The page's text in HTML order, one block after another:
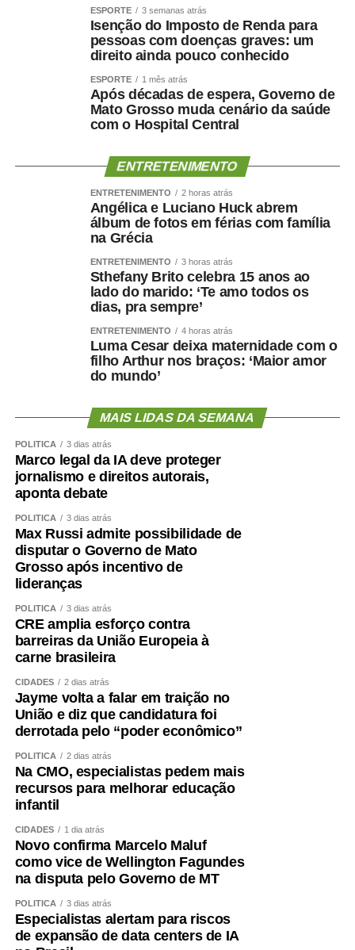
Referência estadual em urgência, emergência,
politrauma, traumato-ortopedia e tratamento de
queimados, por meio do Centro de Tratamento de
Queimados (CTQ), o HMC funciona em regime de portas
abertas para atendimentos de urgência e emergência.
A unidade dispõe de enfermarias adulta e infantil,
Hospital Dia, centros cirúrgicos, salas de medicação e
estrutura completa para assistência ambulatorial e
Nos últimos meses, o hospital também ampliou a oferta
de procedimentos especializados. Entre junho e julho,
videolaparoscopia, com previsão de 30 procedimentos
para reduzir a fila de espera do Sistema Único de Saúde
Outra ação inédita colocou Cuiabá em destaque no
cenário nacional. O HMC promoveu um mutirão exclusivo
de cirurgias reparadoras para vítimas de queimaduras
elétricas decorrentes de acidentes de trabalho, tornando-
voltada exclusivamente para esse público.
Aproximadamente 20 pacientes foram atendidos durante
a ação.
Para o diretor técnico do HMC, Dr. Eduardo Andraus, os
indicadores confirmam a capacidade da unidade em
atender pacientes de média e alta complexidade.
“O HMC foi concebido para ser um hospital de alta
resolutividade. Nossa capacidade de receber pacientes
regulados das UPAs permite que essas unidades
continuem atendendo novos casos de urgência e
emergência. Contamos com equipes preparadas,
protocolos bem estabelecidos e uma estrutura capaz de
atender desde casos clínicos até situações de alta
complexidade, como politrauma, queimados e cirurgias
especializadas. Os resultados de maio e junho
demonstram que estamos cumprindo essa missão com
eficiência”, concluiu.
COMENTE ABAIXO:
WhatsApp
ESPORTE 3 semanas atrás
Isenção do Imposto de Renda para
pessoas com doenças graves: um
direito ainda pouco conhecido
ESPORTE 1 mês atrás
Após décadas de espera, Governo de
Mato Grosso muda cenário da saúde
com o Hospital Central
ENTRETENIMENTO
ENTRETENIMENTO 2 horas atrás
Angélica e Luciano Huck abrem
álbum de fotos em férias com família
na Grécia
ENTRETENIMENTO 3 horas atrás
Sthefany Brito celebra 15 anos ao
lado do marido: ‘Te amo todos os
dias, pra sempre’
ENTRETENIMENTO 4 horas atrás
Luma Cesar deixa maternidade com o
filho Arthur nos braços: ‘Maior amor
do mundo’
MAIS LIDAS DA SEMANA
POLÍTICA 3 dias atrás
Marco legal da IA deve proteger
jornalismo e direitos autorais,
aponta debate
POLÍTICA 3 dias atrás
Max Russi admite possibilidade de
disputar o Governo de Mato
Grosso após incentivo de
lideranças
POLÍTICA 3 dias atrás
CRE amplia esforço contra
barreiras da União Europeia à
carne brasileira
CIDADES 2 dias atrás
Jayme volta a falar em traição no
União e diz que candidatura foi
derrotada pelo “poder econômico”
POLÍTICA 2 dias atrás
Na CMO, especialistas pedem mais
recursos para melhorar educação
infantil
CIDADES 1 dia atrás
Novo confirma Marcelo Maluf
como vice de Wellington Fagundes
na disputa pelo Governo de MT
POLÍTICA 3 dias atrás
Especialistas alertam para riscos
de expansão de data centers de IA